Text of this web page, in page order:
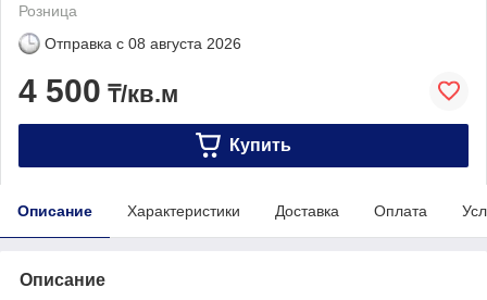
Розница
Отправка с 08 августа 2026
4 500 ₸/кв.м
Купить
Описание Характеристики Доставка Оплата
Описание